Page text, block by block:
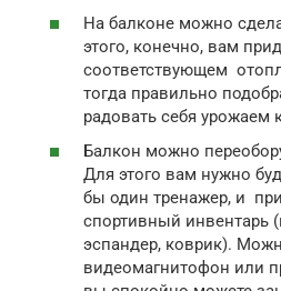
На балконе можно
этого, конечно, вам
соответствующем
тогда правильно
радовать себя урожаем
Балкон можно
Для этого вам нужно
бы один тренажер, и
спортивный инвентарь
эспандер, коврик).
видеомагнитофон или